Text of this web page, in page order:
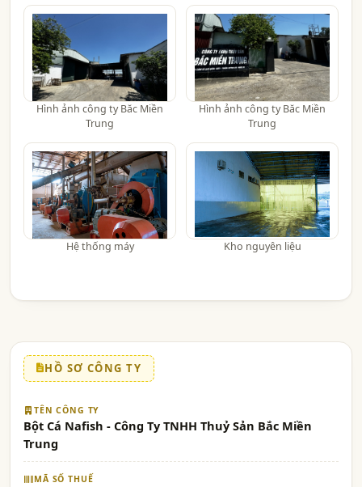
Hình ảnh công ty Băc Miền
Trung
Hình ảnh công ty Băc Miền
Trung
Hệ thống máy Kho nguyên liệu
HỒ SƠ CÔNG TY
TÊN CÔNG TY
Bột Cá Nafish - Công Ty TNHH Thuỷ Sản Bắc Miền
Trung
MÃ SỐ THUẾ